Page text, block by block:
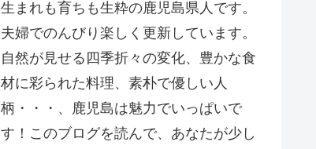
生まれも育ちも生粋の鹿児島県人です。
夫婦でのんびり楽しく更新しています。
自然が見せる四季折々の変化、豊かな食
材に彩られた料理、素朴で優しい人
柄・・・、鹿児島は魅力でいっぱいで
す！このブログを読んで、あなたが少し